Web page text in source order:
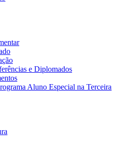
e Diplomados
Aluno Especial na Terceira